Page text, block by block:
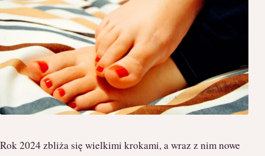
Rok 2024 zbliża się wielkimi krokami, a wraz z nim nowe